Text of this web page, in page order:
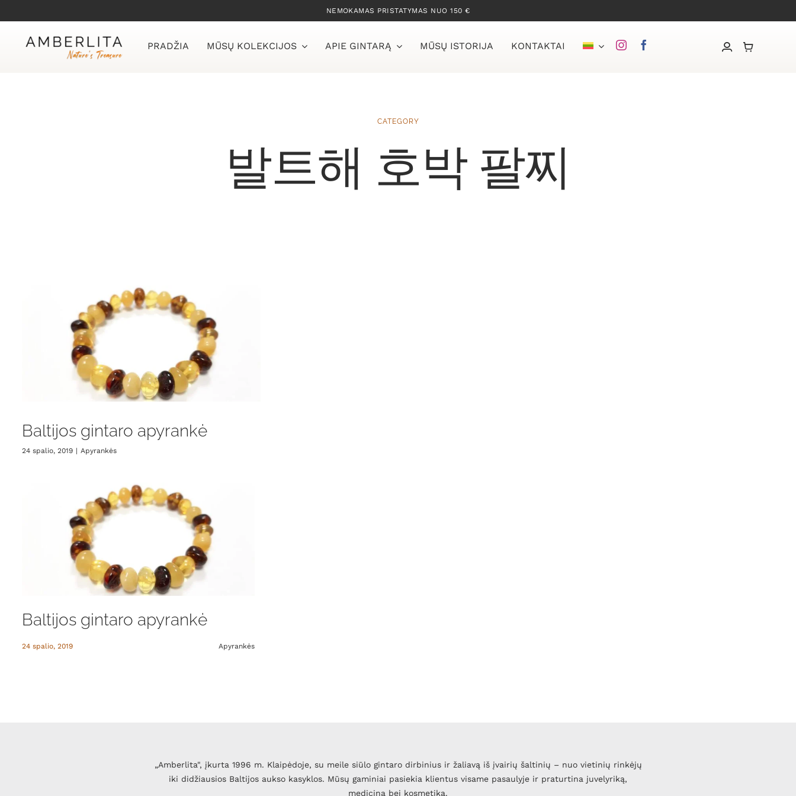
to
content
NEMOKAMAS PRISTATYMAS NUO 150 €
PRADŽIA MŪSŲ KOLEKCIJOS APIE GINTARĄ MŪSŲ ISTORIJA KONTAKTAI
CATEGORY
발트해 호박 팔찌
Baltijos gintaro apyrankė
24 spalio, 2019 | Apyrankės
Baltijos gintaro apyrankė
24 spalio, 2019 Apyrankės
„Amberlita", įkurta 1996 m. Klaipėdoje, su meile siūlo gintaro dirbinius ir žaliavą iš įvairių šaltinių – nuo vietinių rinkėjų
iki didžiausios Baltijos aukso kasyklos. Mūsų gaminiai pasiekia klientus visame pasaulyje ir praturtina juvelyriką,
mediciną bei kosmetiką.